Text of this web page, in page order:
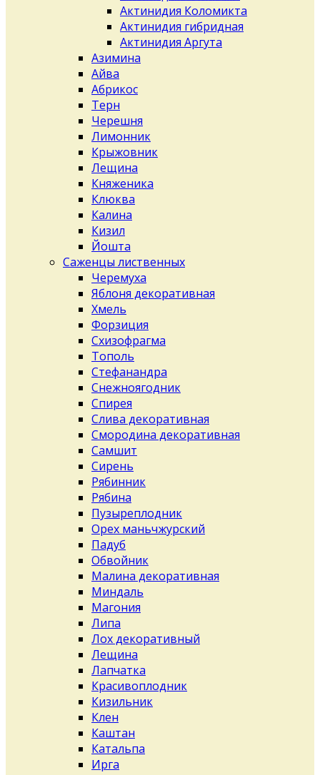
Актинидия Коломикта
Актинидия гибридная
Актинидия Аргута
Азимина
Айва
Абрикос
Терн
Черешня
Лимонник
Крыжовник
Лещина
Княженика
Клюква
Калина
Кизил
Йошта
Саженцы лиственных
Черемуха
Яблоня декоративная
Хмель
Форзиция
Схизофрагма
Тополь
Стефанандра
Снежноягодник
Спирея
Слива декоративная
Смородина декоративная
Самшит
Сирень
Рябинник
Рябина
Пузыреплодник
Орех маньчжурский
Падуб
Обвойник
Малина декоративная
Миндаль
Магония
Липа
Лох декоративный
Лещина
Лапчатка
Красивоплодник
Кизильник
Клен
Каштан
Катальпа
Ирга